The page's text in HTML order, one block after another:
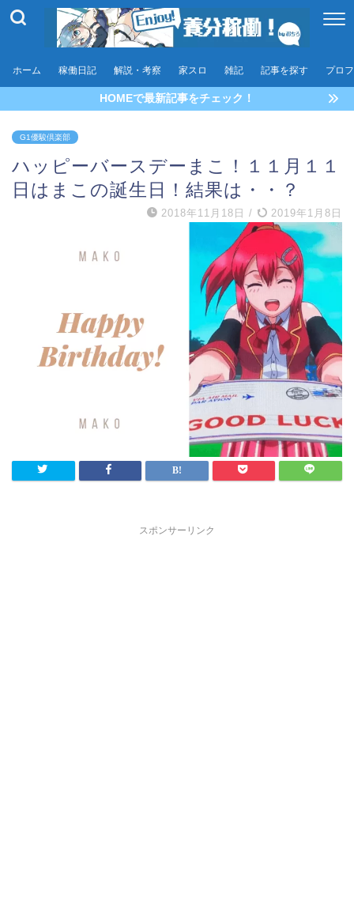
ホーム 稼働日記 解説・考察 家スロ 雑記 記事を探す プロ
HOMEで最新記事をチェック！
G1優駿倶楽部
ハッピーバースデーまこ！１１月１１
日はまこの誕生日！結果は・・？
2018年11月18日 / 2019年1月8日
スポンサーリンク